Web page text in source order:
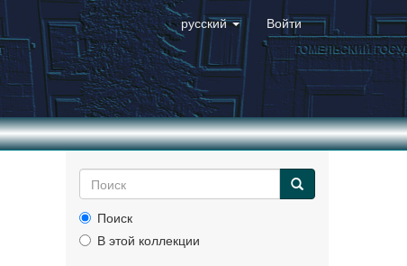
русский Войти
Поиск
В этой коллекции